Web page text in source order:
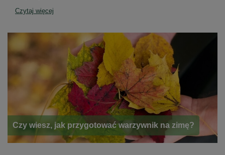
Czytaj więcej
Czy wiesz, jak przygotować warzywnik na zimę?